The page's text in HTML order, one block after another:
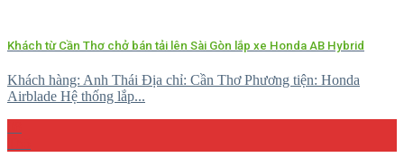
Khách từ Cần Thơ chở bán tải lên Sài Gòn lắp xe Honda AB Hybrid
Khách hàng: Anh Thái Địa chỉ: Cần Thơ Phương tiện: Honda
Airblade Hệ thống lắp...